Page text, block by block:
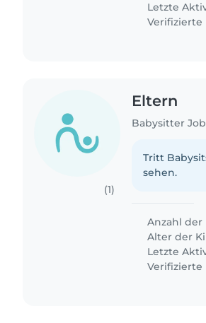
Letzte
Verifizierte
(1)
Eltern
Babysitter
Tritt
sehen.
Anzahl der
Alter der
Letzte
Verifizierte